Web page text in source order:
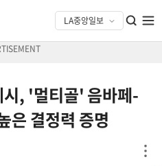
, '멀티골' 음바페-
은 결정력 증명